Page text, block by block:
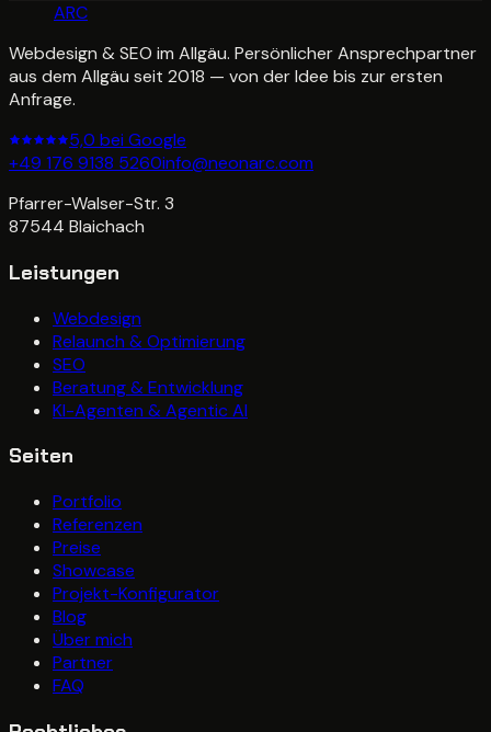
ARC
Webdesign & SEO im Allgäu. Persönlicher Ansprechpartner
aus dem Allgäu seit 2018 — von der Idee bis zur ersten
Anfrage.
5,0 bei Google
+49 176 9138 5260info@neonarc.com
Pfarrer-Walser-Str. 3
87544 Blaichach
Leistungen
Webdesign
Relaunch & Optimierung
SEO
Beratung & Entwicklung
KI-Agenten & Agentic AI
Seiten
Portfolio
Referenzen
Preise
Showcase
Projekt-Konfigurator
Blog
Über mich
Partner
FAQ